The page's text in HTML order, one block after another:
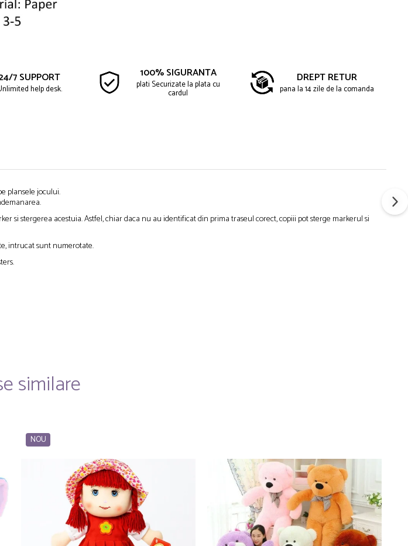
7 SUPPORT
help desk.
100% SIGURANTA
plati Securizate la plata cu
cardul
DREPT RETUR
pana la 14 zile de la comanda
plansele jocului.
si stergerea acestuia. Astfel, chiar daca nu au identificat din prima traseul corect, copiii pot sterge markerul si
intrucat sunt numerotate.
similare
NOU